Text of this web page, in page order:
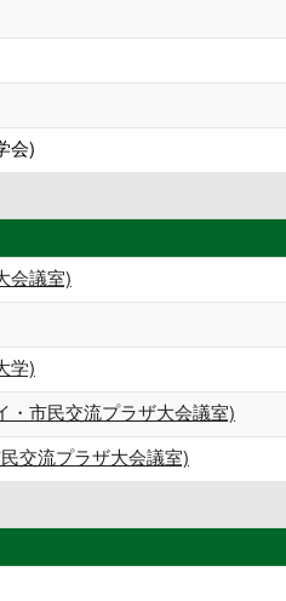
会)
会議室)
学)
市民交流プラザ大会議室)
交流プラザ大会議室)